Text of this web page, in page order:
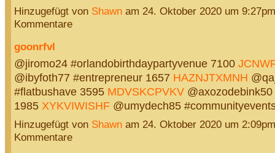
Hinzugefügt von Shawnam 24. Oktober 2020 um
Kommentare
goonrfvl
@jiromo24 #orlandobirthdaypartyvenue 7100
@ibyfoth77 #entrepreneur 1657 HAZNJTXMNH
#flatbushave 3595 MDVSKCPVKV@axozodebink50
1985 XYKVIWISHF@umydech85
Hinzugefügt von Shawnam 24. Oktober 2020 um
Kommentare